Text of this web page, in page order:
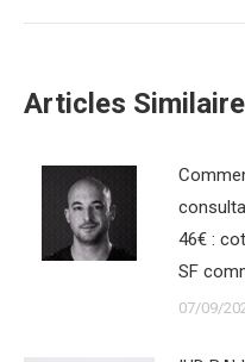
Articles
46€ :
SF
07/09/